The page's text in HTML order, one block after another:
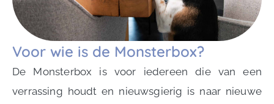
Voor wie is de Monsterbox?
De Monsterbox is voor iedereen die van een
verrassing houdt en nieuwsgierig is naar nieuwe